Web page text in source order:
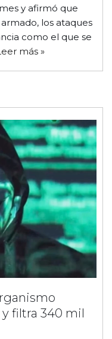
y afirmó que
los ataques
como el que se
más »
filtra 340 mil